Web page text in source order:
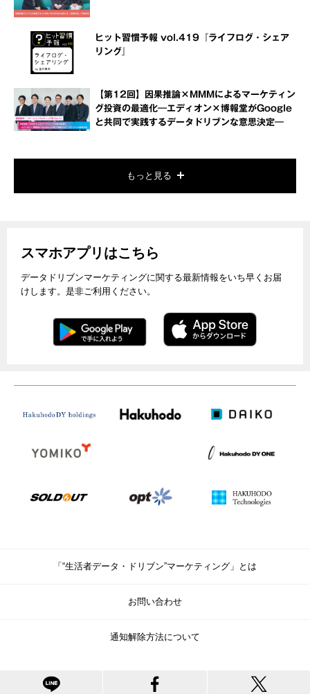
ヒット習慣予報 vol.419『ライフログ・シェア
リング』
【第12回】因果推論×MMMによるマーケティン
グ投資の最適化―エディオン×博報堂がGoogle
と共同で実践するデータドリブンな意思決定―
もっと見る
スマホアプリはこちら
データドリブンマーケティングに関する最新情報をいち早くお届
けします。是非ご利用ください。
「“生活者データ・ドリブン”マーケティング」とは
お問い合わせ
通知解除方法について
© Copyright Hakuhodo DY Holdings Inc. All rights reserved.